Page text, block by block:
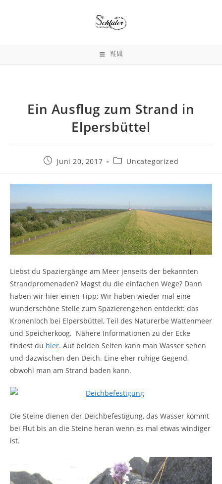
MENÜ
Ein Ausflug zum Strand in
Elpersbüttel
BeitragJuni 20, 2017
Beitrags-
Uncategorized
Liebst du Spaziergänge am Meer jenseits der bekannten
Strandpromenaden? Magst du die einfachen Wege? Dann
haben wir hier einen Tipp: Wir haben wieder mal eine
wunderschöne Stelle zum Spazierengehen entdeckt: das
Kronenloch bei Elpersbüttel, Teil des Naturerbe Wattenmeer
und Speicherkoog. Nähere Informationen zu der Ecke
findest du hier. Auf beiden Seiten kann man Wasser sehen
und dazwischen den Deich. Eine eher ruhige Gegend,
obwohl man am Strand baden kann.
Die Steine dienen der Deichbefestigung, das Wasser kommt
bei Flut bis an die Steine heran wenn es mal etwas windiger
ist.